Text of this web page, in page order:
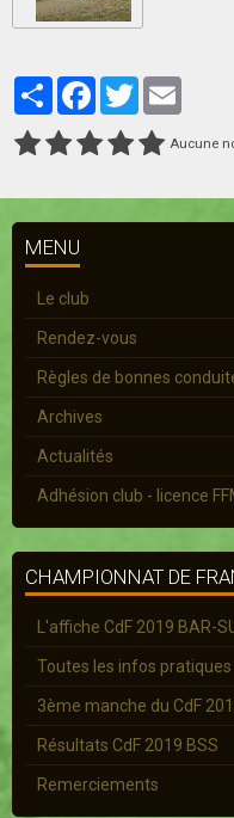
PartagerFacebook
Twitter
Aucune
MENU
Le club
Rendez-vous
Règles de bonnes
Archives
Actualités
Adhésion club - licence
CHAMPIONNAT DE
L'affiche CdF 2019 BAR-
Toutes les infos pratiques
3ème manche du CdF
Résultats CdF 2019 BSS
Remerciements